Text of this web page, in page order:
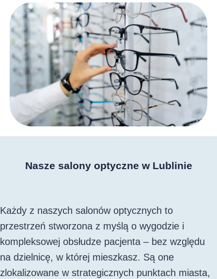
Nasze salony optyczne w Lublinie
Każdy z naszych salonów optycznych to
przestrzeń stworzona z myślą o wygodzie i
kompleksowej obsłudze pacjenta – bez względu
na dzielnicę, w której mieszkasz. Są one
zlokalizowane w strategicznych punktach miasta,